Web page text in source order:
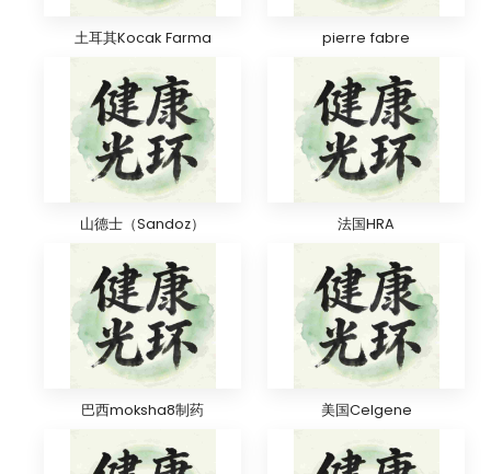
土耳其Kocak Farma pierre fabre
山德士（Sandoz） 法国HRA
巴西moksha8制药 美国Celgene